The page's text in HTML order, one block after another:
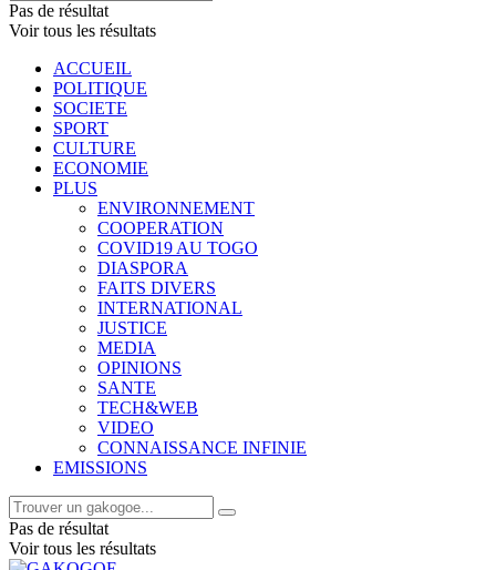
Pas de résultat
Voir tous les résultats
ACCUEIL
POLITIQUE
SOCIETE
SPORT
CULTURE
ECONOMIE
PLUS
ENVIRONNEMENT
COOPERATION
COVID19 AU TOGO
DIASPORA
FAITS DIVERS
INTERNATIONAL
JUSTICE
MEDIA
OPINIONS
SANTE
TECH&WEB
VIDEO
CONNAISSANCE INFINIE
EMISSIONS
Pas de résultat
Voir tous les résultats